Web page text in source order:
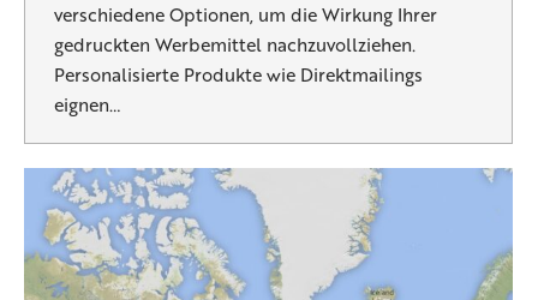
verschiedene Optionen, um die Wirkung Ihrer
gedruckten Werbemittel nachzuvollziehen.
Personalisierte Produkte wie Direktmailings
eignen…